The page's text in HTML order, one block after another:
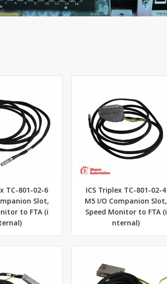
TC-801-02-6
Slot,
to FTA (i
ICS Triplex TC-801-02-4
M5 I/O Companion Slot,
Speed Monitor to FTA (i
nternal)